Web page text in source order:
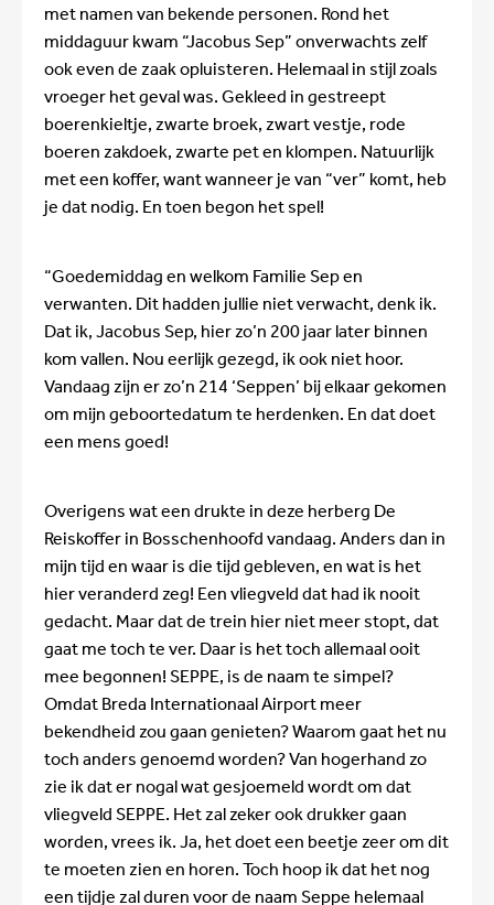
met namen van bekende personen. Rond het
middaguur kwam “Jacobus Sep” onverwachts zelf
ook even de zaak opluisteren. Helemaal in stijl zoals
vroeger het geval was. Gekleed in gestreept
boerenkieltje, zwarte broek, zwart vestje, rode
boeren zakdoek, zwarte pet en klompen. Natuurlijk
met een koffer, want wanneer je van “ver” komt, heb
je dat nodig. En toen begon het spel!
“Goedemiddag en welkom Familie Sep en
verwanten. Dit hadden jullie niet verwacht, denk ik.
Dat ik, Jacobus Sep, hier zo’n 200 jaar later binnen
kom vallen. Nou eerlijk gezegd, ik ook niet hoor.
Vandaag zijn er zo’n 214 ‘Seppen’ bij elkaar gekomen
om mijn geboortedatum te herdenken. En dat doet
een mens goed!
Overigens wat een drukte in deze herberg De
Reiskoffer in Bosschenhoofd vandaag. Anders dan in
mijn tijd en waar is die tijd gebleven, en wat is het
hier veranderd zeg! Een vliegveld dat had ik nooit
gedacht. Maar dat de trein hier niet meer stopt, dat
gaat me toch te ver. Daar is het toch allemaal ooit
mee begonnen! SEPPE, is de naam te simpel?
Omdat Breda Internationaal Airport meer
bekendheid zou gaan genieten? Waarom gaat het nu
toch anders genoemd worden? Van hogerhand zo
zie ik dat er nogal wat gesjoemeld wordt om dat
vliegveld SEPPE. Het zal zeker ook drukker gaan
worden, vrees ik. Ja, het doet een beetje zeer om dit
te moeten zien en horen. Toch hoop ik dat het nog
een tijdje zal duren voor de naam Seppe helemaal